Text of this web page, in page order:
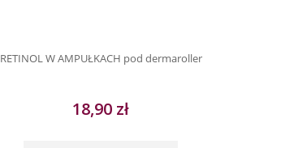
RETINOL W AMPUŁKACH pod dermaroller
18,90 zł